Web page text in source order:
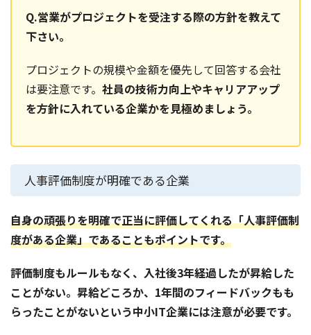
Q.営業がプロジェクトを受注する際の方針を教えて
下さい。
プロジェクトの規模や金額を優先して回答する会社
は要注意です。 社員の技術力向上やキャリアアップ
を方針に入れている企業かを見極めましょう。
人事評価制度が明確である企業
自身の頑張りを明確で正当に評価してくれる「人事評価制
度がある企業」であることもポイントです。
評価制度もルールもなく、入社後3年経過したが昇給した
ことがない。昇給どころか、1年間のフィードバックもも
らったことがないという中小IT企業には注意が必要です。